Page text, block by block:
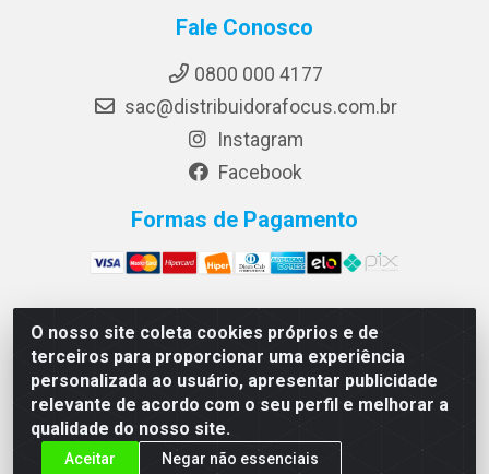
O nosso site coleta cookies próprios e de
terceiros para proporcionar uma experiência
personalizada ao usuário, apresentar publicidade
relevante de acordo com o seu perfil e melhorar a
qualidade do nosso site.
Aceitar Negar não essenciais
Fale Conosco
0800 000 4177
sac@distribuidorafocus.com.br
Instagram
Facebook
Formas de Pagamento
Focus Distribuidora LTDA - Rua Republica Eslovaca, 1121
- Muribeca, Jaboatão dos Guararapes/PE - CEP 54350-
195 - CNPJ 10.960.053/0001-08